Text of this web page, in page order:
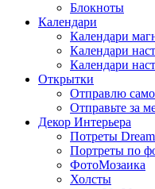
Блокноты
Календари
Календари
Календари
Календари
Открытки
Отправлю
Отправьте за
Декор Интерьера
Потреты
Портреты по
ФотоМозаика
Холсты